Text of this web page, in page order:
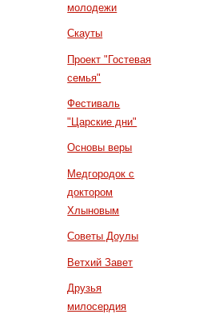
молодежи
Скауты
Проект "Гостевая
семья"
Фестиваль
"Царские дни"
Основы веры
Медгородок с
доктором
Хлыновым
Советы Доулы
Ветхий Завет
Друзья
милосердия